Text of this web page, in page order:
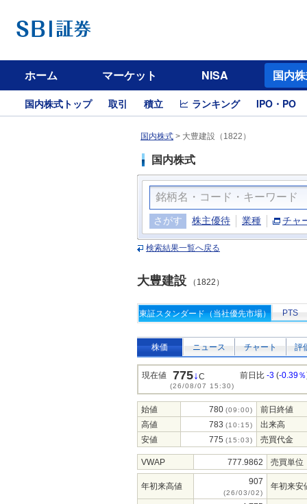
ホーム マーケット NISA 国内
国内株式トップ 取引 積立 ランキング IPO・PO
国内株式 > 大豊建設（1822）
国内株式
さがす 株主優待 業種 チャ
検索結果一覧へ戻る
大豊建設 （1822）
東証スタンダード（当社優先市場） PTS
株価 ニュース チャート 評
現在値 775↓C
(26/08/07 15:30)
前日比 -3 (-0.39％
始値 780 (09:00)
前日終値
高値
783 (10:15)
出来高
安値
775 (15:03) 売買代金
VWAP 777.9862 売買単位
年初来高値 907
(26/03/02)
年初来安